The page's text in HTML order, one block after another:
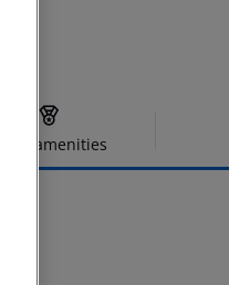
Hotel amenities